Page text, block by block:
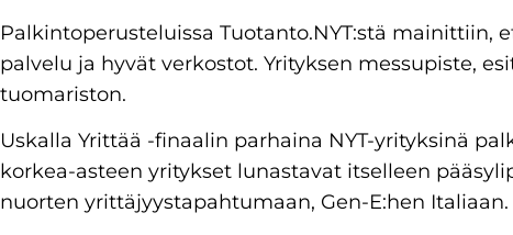
Palkintoperusteluissa Tuotanto.NYT:stä mainittiin,
palvelu ja hyvät verkostot. Yrityksen messupiste,
tuomariston.
Uskalla Yrittää -finaalin parhaina NYT-yrityksinä
korkea-asteen yritykset lunastavat itselleen
nuorten yrittäjyystapahtumaan, Gen-E:hen Italiaan.